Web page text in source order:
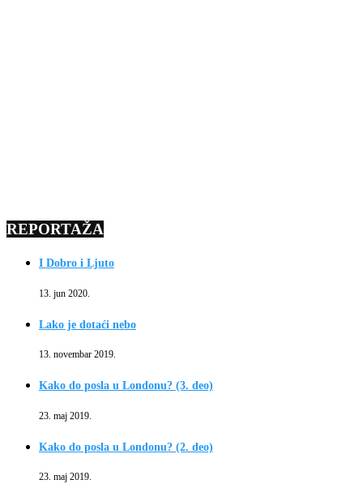
REPORTAŽA
I Dobro i Ljuto
13. jun 2020.
Lako je dotaći nebo
13. novembar 2019.
Kako do posla u Londonu? (3. deo)
23. maj 2019.
Kako do posla u Londonu? (2. deo)
23. maj 2019.